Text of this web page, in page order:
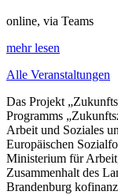
online, via Teams
mehr lesen
Alle Veranstaltungen
Das Projekt
Programms
Arbeit und Soziales
Europäischen
Ministerium für
Zusammenhalt des
Brandenburg